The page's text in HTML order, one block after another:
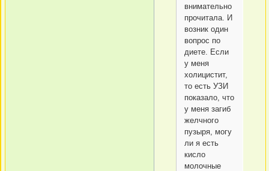
внимательно
прочитала. И
возник один
вопрос по
диете. Если
у меня
холицистит,
то есть УЗИ
показало, что
у меня загиб
желчного
пузыря, могу
ли я есть
кисло
молочные